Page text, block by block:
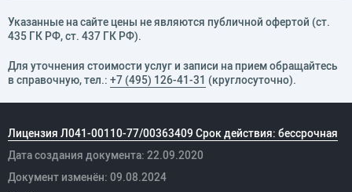
Указанные на сайте цены не являются публичной офертой (ст.
435 ГК РФ, cт. 437 ГК РФ).
Для уточнения стоимости услуг и записи на прием обращайтесь
в справочную, тел.: +7 (495) 126-41-31 (круглосуточно).
Лицензия Л041-00110-77/00363409 Срок действия: бессрочная
Дата создания документа: 22.09.2020
Документ изменён: 09.08.2024